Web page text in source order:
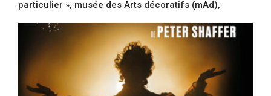
particulier », musée des Arts décoratifs (mAd),